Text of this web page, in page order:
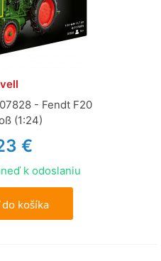
- Fendt F20
(1:24)
€
k odoslaniu
košíka